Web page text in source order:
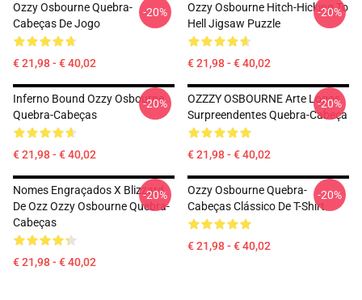
Ozzy Osbourne Quebra-
Cabeças De Jogo
€ 21,98 - € 40,02
-20%
Ozzy Osbourne Hitch-Hicking To
Hell Jigsaw Puzzle
€ 21,98 - € 40,02
-20%
Inferno Bound Ozzy Osbourne
Quebra-Cabeças
€ 21,98 - € 40,02
-20%
OZZZY OSBOURNE Arte Logos
Surpreendentes Quebra-Cabeça
€ 21,98 - € 40,02
-20%
Nomes Engraçados X Blizzard
De Ozz Ozzy Osbourne Quebra-
Cabeças
€ 21,98 - € 40,02
-20%
Ozzy Osbourne Quebra-
Cabeças Clássico De T-Shirt
€ 21,98 - € 40,02
-20%